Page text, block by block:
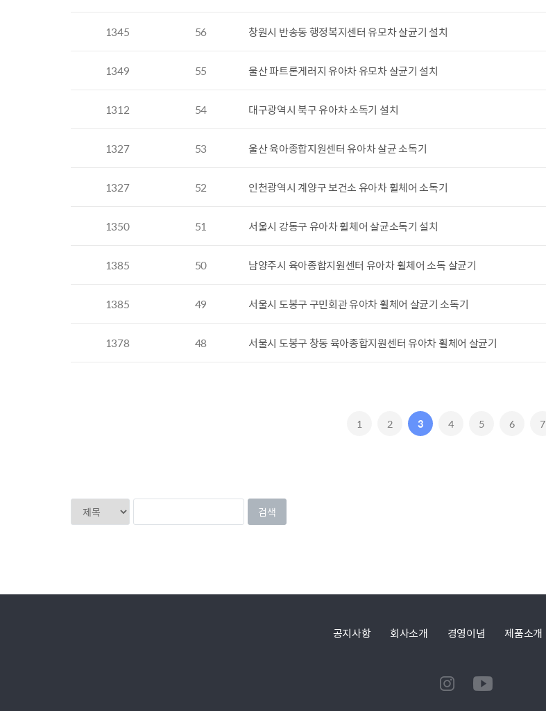
1345 56 창원시 반송동 행정복지센터 유모차 살균기 설치
1349 55 울산 파트론게러지 유아차 유모차 살균기 설치
1312 54 대구광역시 북구 유아차 소독기 설치
1327 53 울산 육아종합지원센터 유아차 살균 소독기
1327 52 인천광역시 계양구 보건소 유아차 휠체어 소독기
1350 51 서울시 강동구 유아차 휠체어 살균소독기 설치
1385 50 남양주시 육아종합지원센터 유아차 휠체어 소독 살균기
1385 49 서울시 도봉구 구민회관 유아차 휠체어 살균기 소독기
1378 48 서울시 도봉구 창동 육아종합지원센터 유아차 휠체어 살균기
1 2 3 4 5 6 7
공지사항 회사소개 경영이념 제품소개